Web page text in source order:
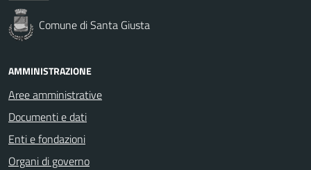
Comune di Santa Giusta
AMMINISTRAZIONE
Aree amministrative
Documenti e dati
Enti e fondazioni
Organi di governo